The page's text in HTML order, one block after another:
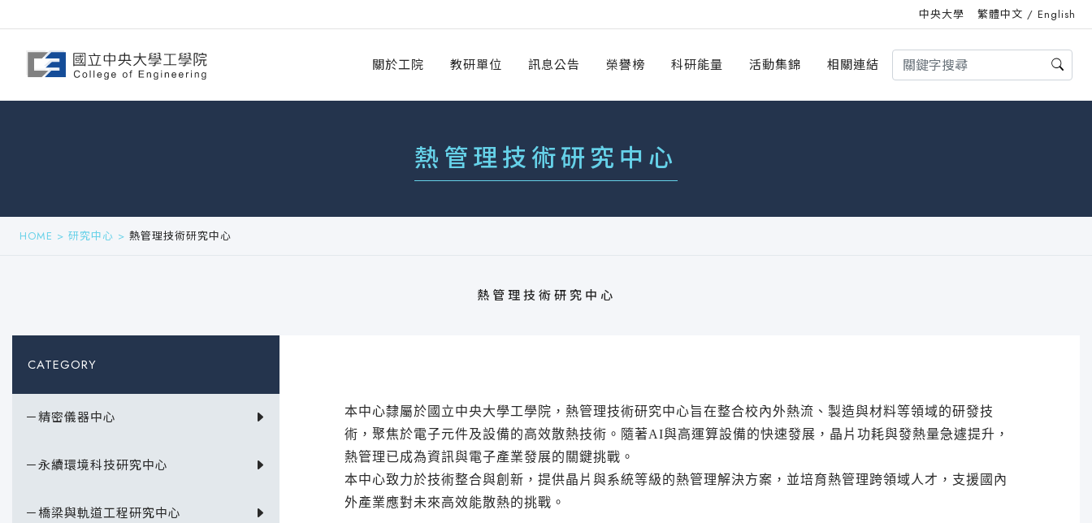
中央大學 繁體中文 / English
關於工院 教研單位 訊息公告 榮譽榜 科研能量 活動集錦 相關連結
熱管理技術研究中心
HOME > 研究中心 > 熱管理技術研究中心
熱管理技術研究中心
CATEGORY
－精密儀器中心
－永續環境科技研究中心
－橋梁與軌道工程研究中心
本中心隸屬於國立中央大學工學院，熱管理技術研究中心旨在整合校內外熱流、製造與材料等領域的研發技
術，聚焦於電子元件及設備的高效散熱技術。隨著AI與高運算設備的快速發展，晶片功耗與發熱量急遽提升，
熱管理已成為資訊與電子產業發展的關鍵挑戰。
本中心致力於技術整合與創新，提供晶片與系統等級的熱管理解決方案，並培育熱管理跨領域人才，支援國內
外產業應對未來高效能散熱的挑戰。